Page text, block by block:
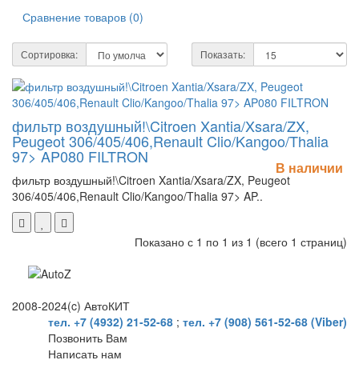
Сравнение товаров (0)
Сортировка: Показать:
фильтр воздушный!\Citroen Xantia/Xsara/ZX,
Peugeot 306/405/406,Renault Clio/Kangoo/Thalia
97> AP080 FILTRON
фильтр воздушный!\Citroen Xantia/Xsara/ZX, Peugeot
306/405/406,Renault Clio/Kangoo/Thalia 97> AP..
В наличии
Показано с 1 по 1 из 1 (всего 1 страниц)
2008-2024(c) АвтоКИТ
тел. +7 (4932) 21-52-68 ; тел. +7 (908) 561-52-68 (Viber)
Позвонить Вам
Написать нам